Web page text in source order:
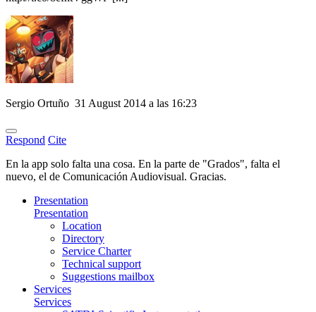
Sergio Ortuño 31 August 2014 a las 16:23
Respond Cite
En la app solo falta una cosa. En la parte de "Grados", falta el
nuevo, el de Comunicación Audiovisual. Gracias.
Presentation
Presentation
Location
Directory
Service Charter
Technical support
Suggestions mailbox
Services
Services